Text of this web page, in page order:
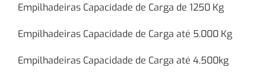
Empilhadeiras Capacidade de Carga de 1250 Kg
Empilhadeiras Capacidade de Carga até 5.000 Kg
Empilhadeiras Capacidade de Carga até 4.500kg